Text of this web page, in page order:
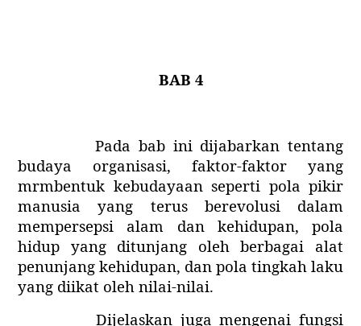
BAB 4
Pada bab ini dijabarkan tentang
budaya organisasi, faktor-faktor yang
mrmbentuk kebudayaan seperti pola pikir
manusia yang terus berevolusi dalam
mempersepsi alam dan kehidupan, pola
hidup yang ditunjang oleh berbagai alat
penunjang kehidupan, dan pola tingkah laku
yang diikat oleh nilai-nilai.
Dijelaskan juga mengenai fungsi